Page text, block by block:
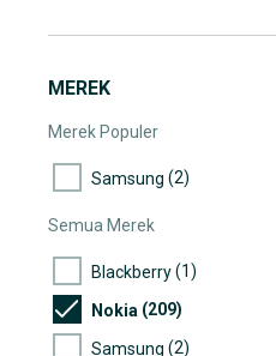
MEREK
Merek Populer
Samsung (2)
Semua Merek
Blackberry(1)
Nokia (209)
Samsung (2)